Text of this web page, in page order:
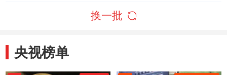
换一批
央视榜单